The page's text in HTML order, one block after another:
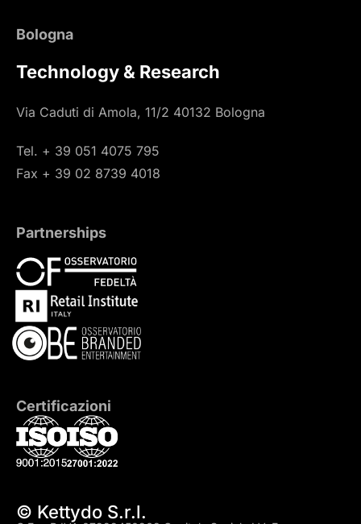
Bologna
Technology & Research
Via Caduti di Amola, 11/2 40132 Bologna
Tel. + 39 051 4075 795
Fax + 39 02 8739 4018
Partnerships
Certificazioni
© Kettydo S.r.l.